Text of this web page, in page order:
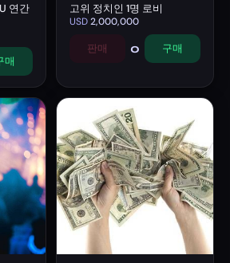
연간
매
고위 정치인 1명 로비
USD2,000,000
판매 0 구매